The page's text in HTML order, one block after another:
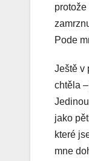
Pode
Ještě v
chtěla
jako
které
mne